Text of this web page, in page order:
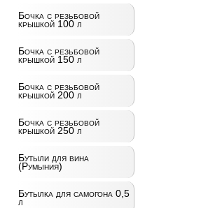
Бочка с резьбовой
крышкой 100 л
Бочка с резьбовой
крышкой 150 л
Бочка с резьбовой
крышкой 200 л
Бочка с резьбовой
крышкой 250 л
Бутыли для вина
(Румыния)
Бутылка для самогона 0,5
л